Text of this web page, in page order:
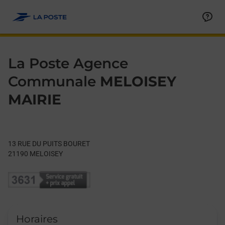
La Poste Agence
Communale MELOISEY
MAIRIE
13 RUE DU PUITS BOURET
21190 MELOISEY
Horaires